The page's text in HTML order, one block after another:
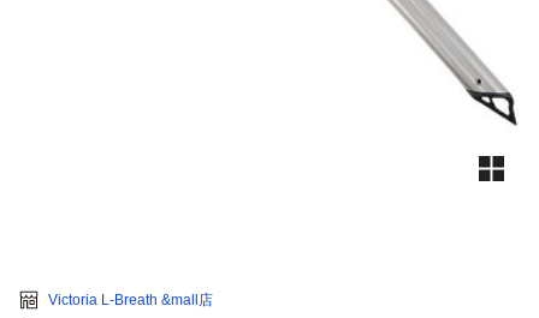
Victoria L-Breath &mall店